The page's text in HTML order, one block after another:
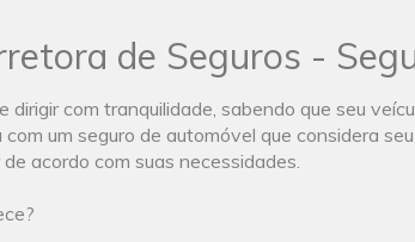
de Seguros -
dirigir com tranquilidade, sabendo que seu
um seguro de automóvel que considera
acordo com suas necessidades.